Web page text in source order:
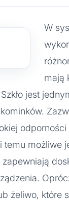
W
mają
jest
temu możliwe
żeliwo, które